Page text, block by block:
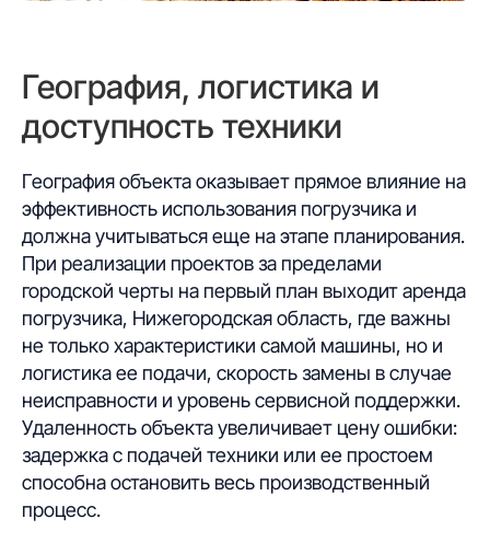
География, логистика и
доступность техники
География объекта оказывает прямое влияние на
эффективность использования погрузчика и
должна учитываться еще на этапе планирования.
При реализации проектов за пределами
городской черты на первый план выходит аренда
погрузчика, Нижегородская область, где важны
не только характеристики самой машины, но и
логистика ее подачи, скорость замены в случае
неисправности и уровень сервисной поддержки.
Удаленность объекта увеличивает цену ошибки:
задержка с подачей техники или ее простоем
способна остановить весь производственный
процесс.
Спецтехника
Услуги
О компании
Свяжитесь с нами сегодня, чтобы
узнать больше о наших услугах
и выбрать подходящую технику
для ваших проектов!
Оставить заявку ➔
Аренда
спецтехники
в Нижнем Новгороде